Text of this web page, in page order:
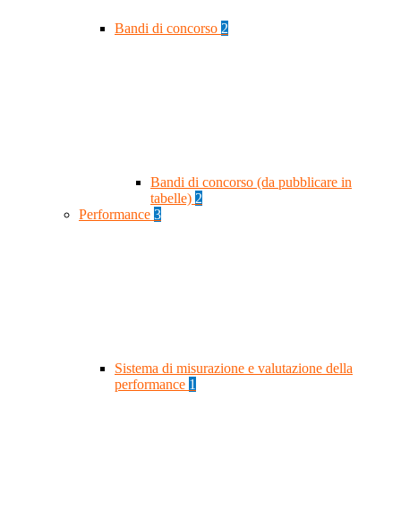
Bandi di concorso 2
Bandi di concorso (da pubblicare in
tabelle) 2
Performance 3
Sistema di misurazione e valutazione della
performance 1